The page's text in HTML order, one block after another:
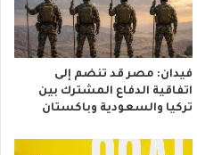
فيدان: مصر قد تنضم إلى
اتفاقية الدفاع المشترك بين
تركيا والسعودية وباكستان